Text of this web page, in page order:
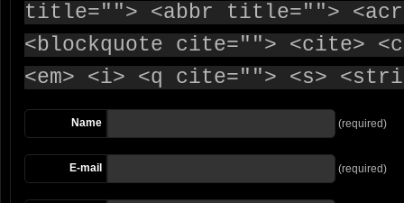
title=""> <abbr title="">
<blockquote cite=""> <cite>
<em> <i> <q cite=""> <s>
Name (required)
E-mail (required)